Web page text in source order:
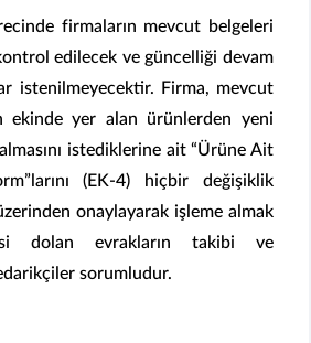
firmaların mevcut belgeleri
edilecek ve güncelliği devam
istenilmeyecektir. Firma, mevcut
ekinde yer alan ürünlerden yeni
istediklerine ait “Ürüne Ait
(EK-4) hiçbir değişiklik
onaylayarak işleme almak
dolan evrakların takibi ve
sorumludur.